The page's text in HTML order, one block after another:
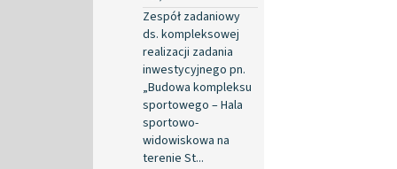
Zespół zadaniowy
ds. kompleksowej
realizacji zadania
inwestycyjnego pn.
„Budowa kompleksu
sportowego – Hala
sportowo-
widowiskowa na
terenie St...